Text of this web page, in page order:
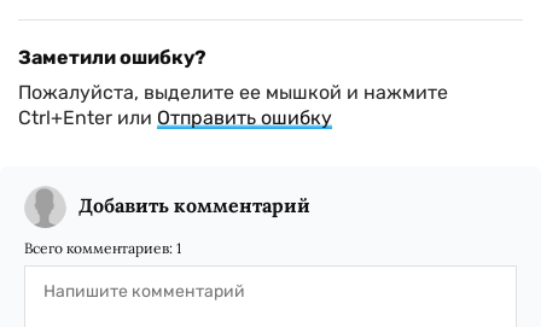
Заметили ошибку?
Пожалуйста, выделите ее мышкой и нажмите
Ctrl+Enter или Отправить ошибку
Добавить комментарий
Всего комментариев: 1